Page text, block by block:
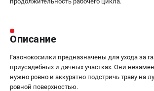
Описание
Газонокосилки предназначены для ухода за
приусадебных и дачных участках. Они
нужно ровно и аккуратно подстричь траву на
ровной поверхностью.